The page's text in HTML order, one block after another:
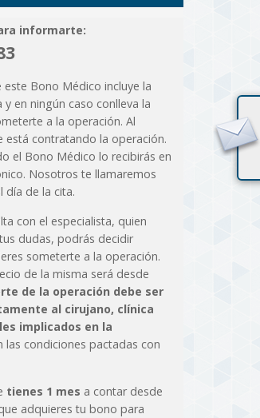
informarte:
este Bono Médico incluye la
en ningún caso conlleva la
a la operación. Al
está contratando la operación.
el Bono Médico lo recibirás en
Nosotros te llamaremos
día de la cita.
con el especialista, quien
dudas, podrás decidir
someterte a la operación.
de la misma será desde
de la operación debe ser
al cirujano, clínica
implicados en la
las condiciones pactadas con
tienes 1 mes a contar desde
adquieres tu bono para